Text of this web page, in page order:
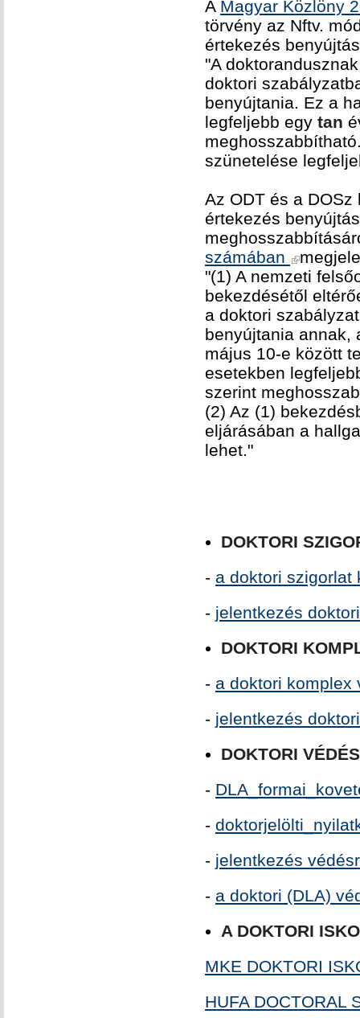
A Magyar Közlöny
törvény az Nftv.
értekezés
"A
doktori
benyújtania. Ez a
legfeljebb egy tan
szünetelése
Az ODT és a
értekezés
számában
"(1) A nemzeti
bekezdésétől
a doktori
benyújtania annak,
május 10-e között
esetekben
szerint
(2) Az (1)
eljárásában a
lehet."
DOKTORI
- a doktori szigorlat
- jelentkezés
DOKTORI
- a doktori komplex
- jelentkezés
DOKTORI VÉDÉS
-
-
- jelentkezés
- a doktori (DLA)
A DOKTORI
MKE DOKTORI
HUFA DOCTORAL